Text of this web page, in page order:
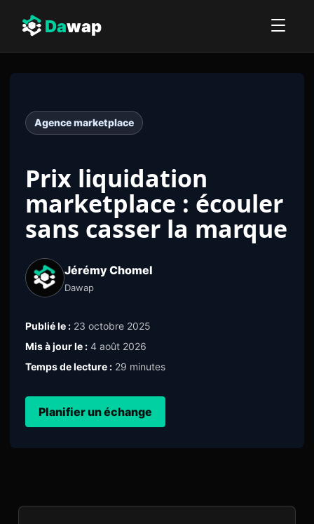
Dawap
Agence marketplace
Prix liquidation
marketplace : écouler
sans casser la marque
Jérémy Chomel
Dawap
Publié le : 23 octobre 2025
Mis à jour le : 4 août 2026
Temps de lecture : 29 minutes
Planifier un échange